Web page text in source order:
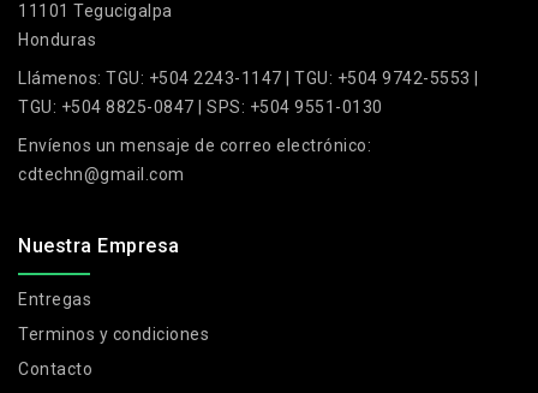
11101 Tegucigalpa
Honduras
Llámenos: TGU: +504 2243-1147 | TGU: +504 9742-5553 |
TGU: +504 8825-0847 | SPS: +504 9551-0130
Envíenos un mensaje de correo electrónico:
cdtechn@gmail.com
Nuestra Empresa
Entregas
Terminos y condiciones
Contacto